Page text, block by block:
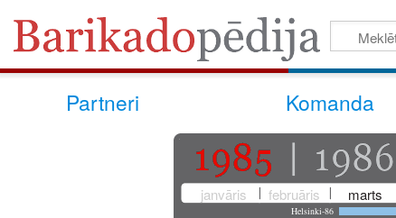
Partneri Komanda
janvāris februāris marts
Helsinki-86